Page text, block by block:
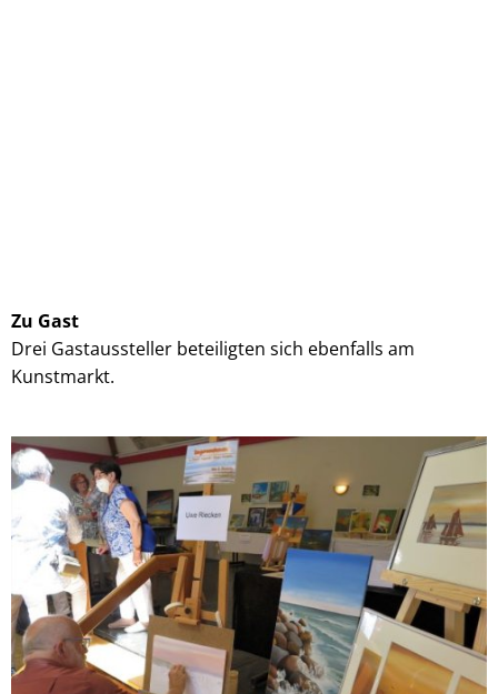
Zu Gast
Drei Gastaussteller beteiligten sich ebenfalls am
Kunstmarkt.